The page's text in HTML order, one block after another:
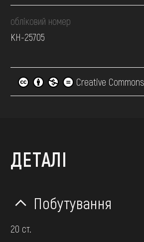
обліковий номер
КН-25705
Creative
ДЕТАЛІ
Побутування
20 ст.